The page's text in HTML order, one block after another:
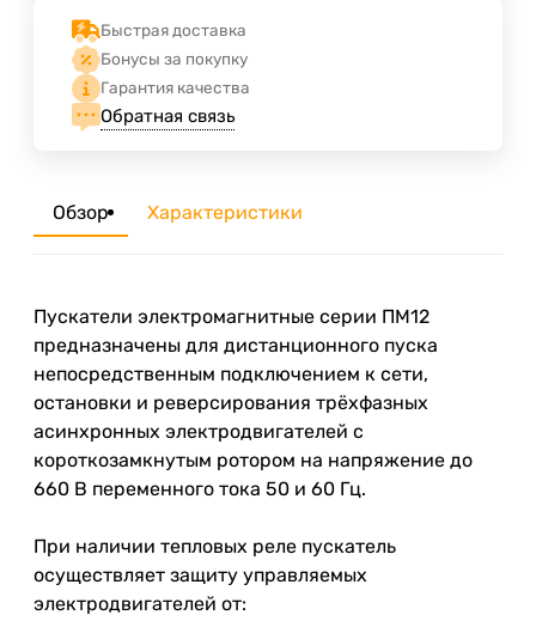
Быстрая доставка
Бонусы за покупку
Гарантия качества
Обратная связь
Обзор Характеристики
Пускатели электромагнитные серии ПМ12
предназначены для дистанционного пуска
непосредственным подключением к сети,
остановки и реверсирования трёхфазных
асинхронных электродвигателей с
короткозамкнутым ротором на напряжение до
660 В переменного тока 50 и 60 Гц.
При наличии тепловых реле пускатель
осуществляет защиту управляемых
электродвигателей от: